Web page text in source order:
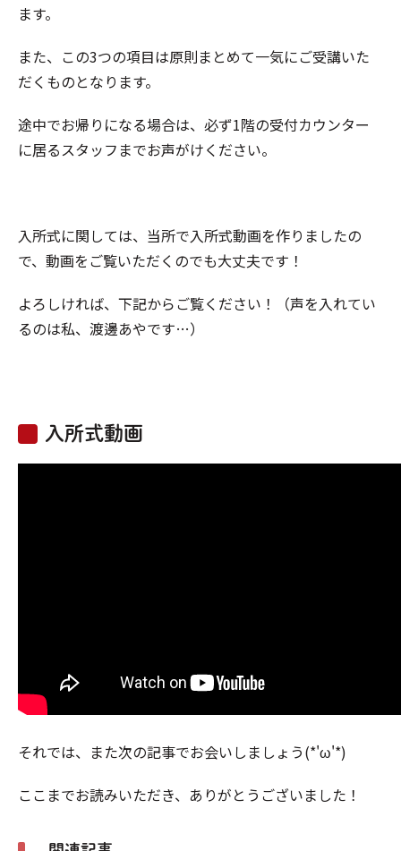
ます。
また、この3つの項目は原則まとめて一気にご受講いた
だくものとなります。
途中でお帰りになる場合は、必ず1階の受付カウンター
に居るスタッフまでお声がけください。
入所式に関しては、当所で入所式動画を作りましたの
で、動画をご覧いただくのでも大丈夫です！
よろしければ、下記からご覧ください！（声を入れてい
るのは私、渡邊あやです…）
入所式動画
それでは、また次の記事でお会いしましょう(*'ω'*)
ここまでお読みいただき、ありがとうございました！